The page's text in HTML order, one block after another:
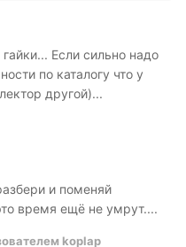
Если сильно надо
по каталогу что у
другой)...
и поменяй
время ещё не умрут....
koplap